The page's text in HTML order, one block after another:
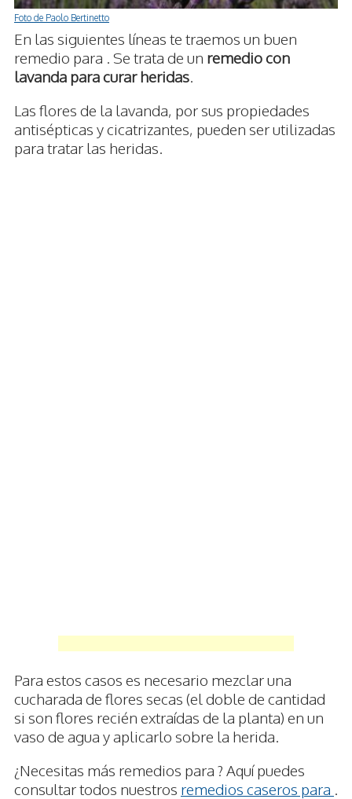
Foto de Paolo Bertinetto
En las siguientes líneas te traemos un buen
remedio para . Se trata de un remedio con
lavanda para curar heridas.
Las flores de la lavanda, por sus propiedades
antisépticas y cicatrizantes, pueden ser utilizadas
para tratar las heridas.
Para estos casos es necesario mezclar una
cucharada de flores secas (el doble de cantidad
si son flores recién extraídas de la planta) en un
vaso de agua y aplicarlo sobre la herida.
¿Necesitas más remedios para ? Aquí puedes
consultar todos nuestros remedios caseros para .